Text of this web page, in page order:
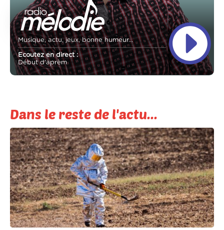
Musique, actu, jeux, bonne humeur...
Ecoutez en direct :
Début d'aprèm
Dans le reste de l'actu...